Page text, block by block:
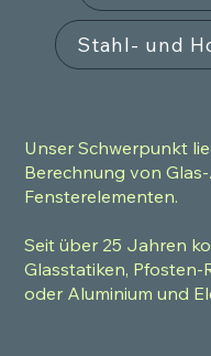
Unser Schwerpunkt
Berechnung von
Fensterelementen.
Seit über 25 Jahren
Glasstatiken, Pfosten-
oder Aluminium und
Stahl- und